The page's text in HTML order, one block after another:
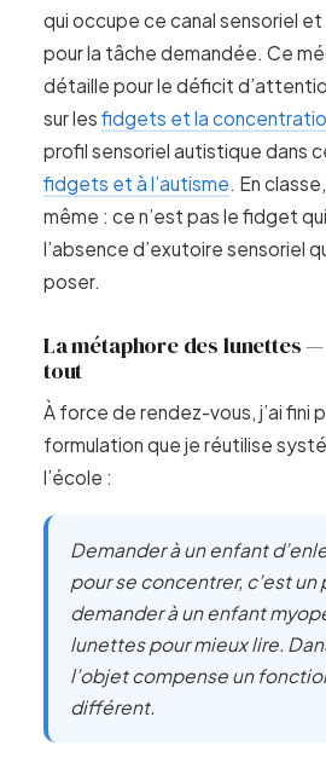
qui occupe ce canal sensoriel et
pour la tâche demandée. Ce
détaille pour le déficit
sur lesfidgets et la
profil sensoriel autistique dans
fidgets et à l’autisme. En
même : ce n’est pas le fidget
l’absence d’exutoire sensoriel
poser.
La métaphore des lunettes
tout
À force de rendez-vous, j’ai fini
formulation que je réutilise
l’école :
Demander à un enfant
pour se concentrer, c’est un
demander à un enfant
lunettes pour mieux lire.
l’objet compense un
différent.